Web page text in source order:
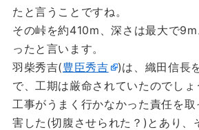
たと言うことですね。
その峠を約410m、深さは最大で
ったと言います。
羽柴秀吉(豊臣秀吉
)は、織田信長
で、工期は厳命されていたのでしょ
工事がうまく行かなかった責任を
害した(切腹させられた？)とあり、